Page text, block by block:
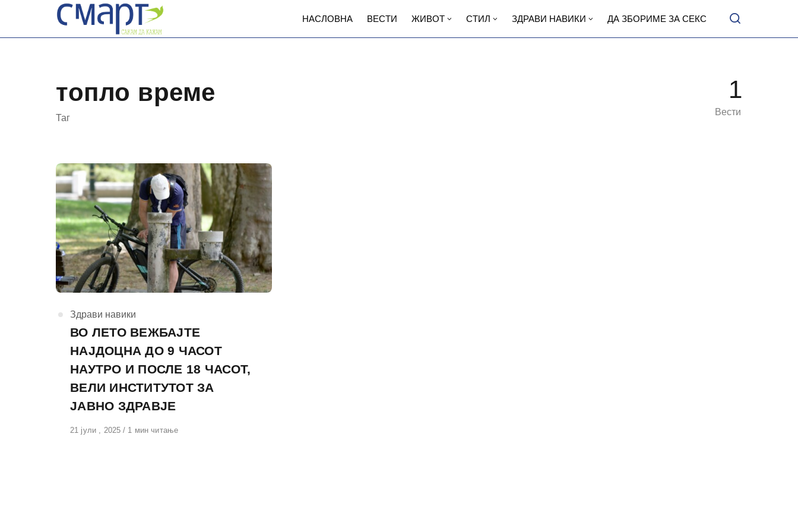
content
НАСЛОВНА ВЕСТИ ЖИВОТ СТИЛ ЗДРАВИ НАВИКИ ДА ЗБОРИМЕ ЗА СЕКС
топло време
Таг
1
Вести
КАтегорија
Здрави навики
ВО ЛЕТО ВЕЖБАЈТЕ
НАЈДОЦНА ДО 9 ЧАСОТ
НАУТРО И ПОСЛЕ 18 ЧАСОТ,
ВЕЛИ ИНСТИТУТОТ ЗА
ЈАВНО ЗДРАВЈЕ
Објавено
21 јули , 2025 1 мин читање